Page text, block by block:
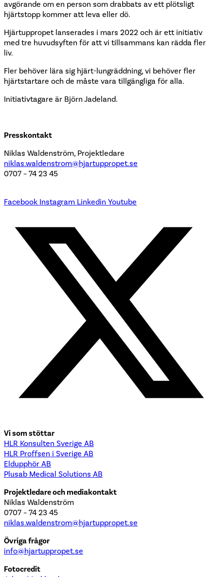
avgörande om en person som drabbats av ett plötsligt
hjärtstopp kommer att leva eller dö.
Hjärtuppropet lanserades i mars 2022 och är ett initiativ
med tre huvudsyften för att vi tillsammans kan rädda fler
liv.
Fler behöver lära sig hjärt-lungräddning, vi behöver fler
hjärtstartare och de måste vara tillgängliga för alla.
Initiativtagare är Björn Jadeland.
Presskontakt
Niklas Waldenström, Projektledare
niklas.waldenstrom@hjartuppropet.se
0707 – 74 23 45
Facebook Instagram Linkedin Youtube
Vi som stöttar
HLR Konsulten Sverige AB
HLR Proffsen i Sverige AB
Eldupphör AB
Plusab Medical Solutions AB
Projektledare och mediakontakt
Niklas Waldenström
0707 – 74 23 45
niklas.waldenstrom@hjartuppropet.se
Övriga frågor
info@hjartuppropet.se
Fotocredit